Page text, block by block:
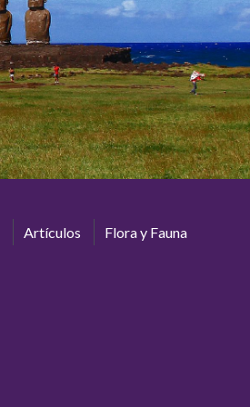
Artículos Flora y Fauna